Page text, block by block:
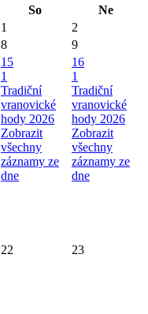
So
Ne
1
2
8 9
15
1
Tradiční
vranovické
hody 2026
Zobrazit
všechny
záznamy ze
dne
16
1
Tradiční
vranovické
hody 2026
Zobrazit
všechny
záznamy ze
dne
22 23